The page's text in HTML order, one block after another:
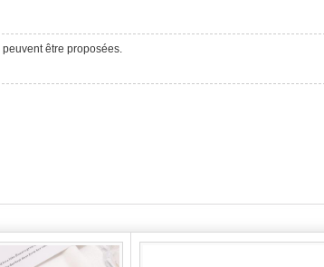
peuvent être proposées.